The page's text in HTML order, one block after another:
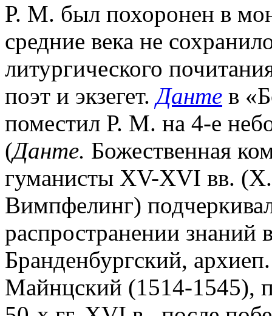
Р. М. был похоронен в
средние века не
литургического
поэт и экзегет.Данте в
поместил Р. М. на 4-е
(Данте. Божественная
гуманисты XV-XVI вв.
Вимпфелинг)
распространении знаний
Бранденбургский,
Майнцский (1514-1545),